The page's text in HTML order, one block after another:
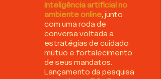
inteligência artificial no
ambiente online, junto
com uma roda de
conversa voltada a
estratégias de cuidado
mútuo e fortalecimento
de seus mandatos.
Lançamento da pesquisa